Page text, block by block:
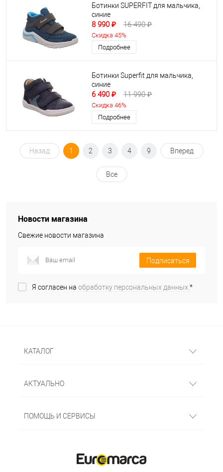
Ботинки SUPERFIT для мальчика,
синие
8 990 ₽ 16 490 ₽
Скидка 45%
Подробнее
Ботинки Superfit для мальчика,
синие
6 490 ₽ 11 990 ₽
Скидка 46%
Подробнее
Назад 1 2 3 4 9 Вперед
Все
Новости магазина
Свежие новости магазина
Подписаться
Я согласен на обработку персональных данных.*
КАТАЛОГ
АКТУАЛЬНО
ПОМОЩЬ И СЕРВИСЫ